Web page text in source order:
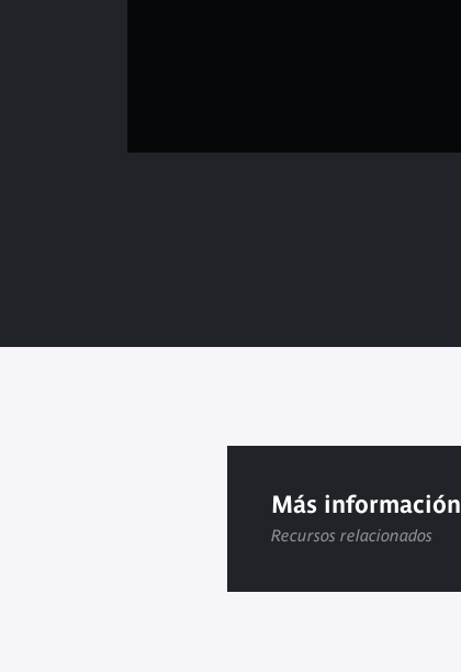
Más información
Recursos relacionados